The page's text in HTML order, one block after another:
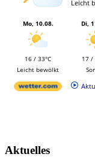
Leicht
Mo, 10.08.
16 / 33°C
Leicht bewölkt
Di,
17 /
Aktuelles